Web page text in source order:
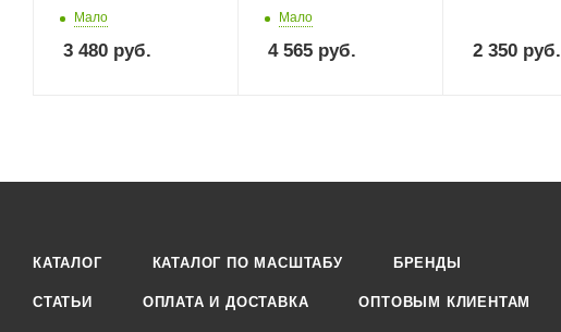
Мало
3 480 руб.
Мало
4 565руб. 2 350руб.
КАТАЛОГ КАТАЛОГ ПО МАСШТАБУ БРЕНДЫ
СТАТЬИ ОПЛАТА И ДОСТАВКА ОПТОВЫМ КЛИЕНТАМ